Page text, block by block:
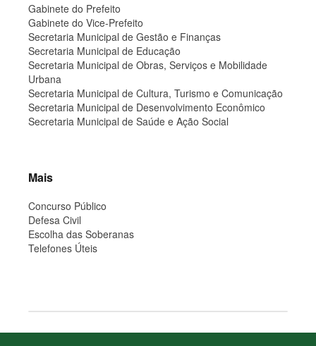
Gabinete do Prefeito
Gabinete do Vice-Prefeito
Secretaria Municipal de Gestão e Finanças
Secretaria Municipal de Educação
Secretaria Municipal de Obras, Serviços e Mobilidade
Urbana
Secretaria Municipal de Cultura, Turismo e Comunicação
Secretaria Municipal de Desenvolvimento Econômico
Secretaria Municipal de Saúde e Ação Social
Mais
Concurso Público
Defesa Civil
Escolha das Soberanas
Telefones Úteis